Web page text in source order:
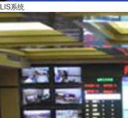
LIS系统